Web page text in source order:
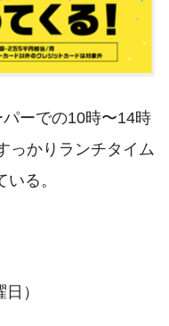
ーでの10時〜14時
っかりランチタイム
る。
）